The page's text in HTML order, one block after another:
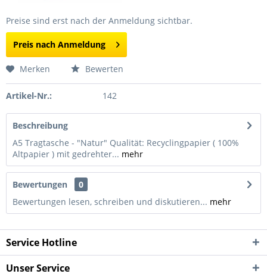
Preise sind erst nach der Anmeldung sichtbar.
Preis nach Anmeldung
Merken Bewerten
Artikel-Nr.: 142
Beschreibung
A5 Tragtasche - "Natur" Qualität: Recyclingpapier ( 100%
Altpapier ) mit gedrehter... mehr
Bewertungen
0
Bewertungen lesen, schreiben und diskutieren... mehr
Service Hotline
Unser Service